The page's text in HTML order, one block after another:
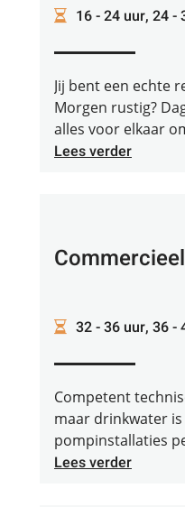
16 - 24 uur, 24 -
Jij bent een echte
Morgen rustig?
alles voor elkaar
Lees verder
32 - 36 uur, 36 -
Competent
maar drinkwater
pompinstallaties
Lees verder